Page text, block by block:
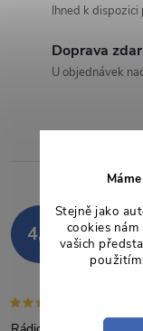
Stejně jako
cookies
vašich
v
k
v
Ihned k dispozici
Doprava
U objednávek
4,9
850
Zobrazit